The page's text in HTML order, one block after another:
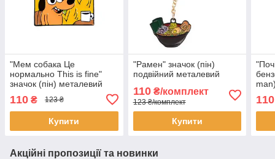
"Мем собака Це
нормально This is fine"
значок (пін) металевий
110 ₴ 123 ₴
Купити
"Рамен" значок (пін)
подвійний металевий
110₴/комплект
123 ₴/комплект
Купити
110
Акційні пропозиції та новинки